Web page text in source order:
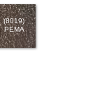
(8019)
PEMA